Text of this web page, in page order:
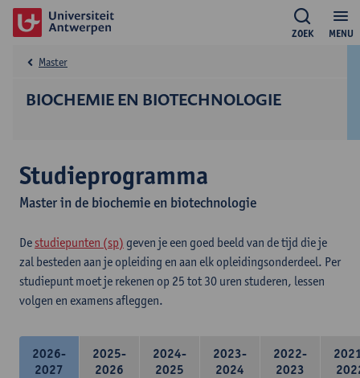
MENU
ZOEK
BIOCHEMIE EN BIOTECHNOLOGIE
Master
Studieprogramma
Master in de biochemie en biotechnologie
De studiepunten (sp) geven je een goed beeld van de tijd die je
zal besteden aan je opleiding en aan elk opleidingsonderdeel. Per
studiepunt moet je rekenen op 25 tot 30 uren studeren, lessen
volgen en examens afleggen.
2026-
2027
2025-
2026
2024-
2025
2023-
2024
2022-
2023